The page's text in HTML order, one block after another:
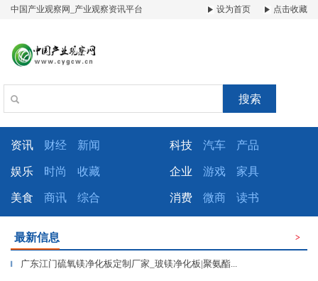
中国产业观察网_产业观察资讯平台 设为首页 点击收藏
搜索
资讯 财经 新闻 科技 汽车 产品
娱乐 时尚 收藏 企业 游戏 家具
美食 商讯 综合 消费 微商 读书
最新信息 >
▎ 广东江门硫氧镁净化板定制厂家_玻镁净化板|聚氨酯...